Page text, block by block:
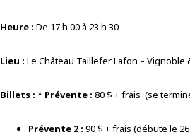
Heure : De 17 h 00 à 23 h 30
Lieu : Le Château Taillefer Lafon – Vignoble
Billets : * Prévente : 80 $ + frais (se
Prévente 2 : 90 $ + frais (débute le